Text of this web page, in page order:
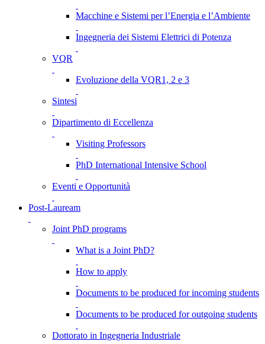
Macchine e Sistemi per l’Energia e l’Ambiente
Ingegneria dei Sistemi Elettrici di Potenza
VQR
Evoluzione della VQR1, 2 e 3
Sintesi
Dipartimento di Eccellenza
Visiting Professors
PhD International Intensive School
Eventi e Opportunità
Post-Lauream
Joint PhD programs
What is a Joint PhD?
How to apply
Documents to be produced for incoming students
Documents to be produced for outgoing students
Dottorato in Ingegneria Industriale